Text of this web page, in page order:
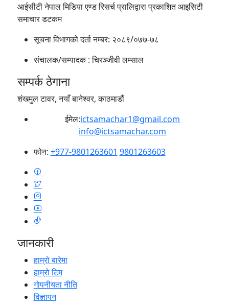
आईसीटी नेपाल मिडिया एण्ड रिसर्च प्रालिद्वारा प्रकाशित आइसिटी
समाचार डटकम
सूचना विभागको दर्ता नम्बर: २०८९/०७७-७८
संचालक/सम्पादक :चिरञ्जीवी लम्साल
सम्पर्क ठेगाना
शंखमुल टावर, नयाँ बानेश्वर, काठमाडौं
ईमेल:ictsamachar1@gmail.com
info@ictsamachar.com
फोन: +977-9801263601 9801263603
जानकारी
हाम्रो बारेमा
हाम्रो टिम
गोपनीयता नीति
विज्ञापन